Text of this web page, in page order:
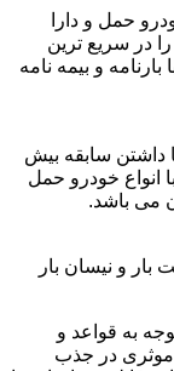
حمل و دارا
در سریع ترین
و بیمه نامه
داشتن سابقه بیش
انواع خودرو حمل
می باشد.
بار و نیسان بار
به قواعد و
در جذب